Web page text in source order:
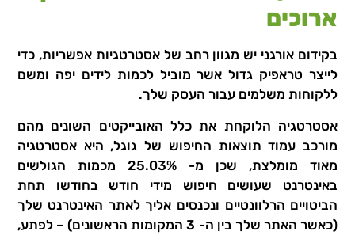
ארוכים
בקידום אורגני יש מגוון רחב של אסטרטגיות אפשריות, כדי
לייצר טראפיק גדול אשר מוביל לכמות לידים יפה ומשם
ללקוחות משלמים עבור העסק שלך.
אסטרטגיה הלוקחת את כלל האובייקטים השונים מהם
מורכב עמוד תוצאות החיפוש של גוגל, היא אסטרטגיה
מאוד מומלצת, שכן מ- 25.03% מכמות הגולשים
באינטרנט שעושים חיפוש מידי חודש בחודשו תחת
הביטויים הרלוונטיים ונכנסים אליך לאתר האינטרנט שלך
(כאשר האתר שלך בין ה- 3 המקומות הראשונים) – לפתע,